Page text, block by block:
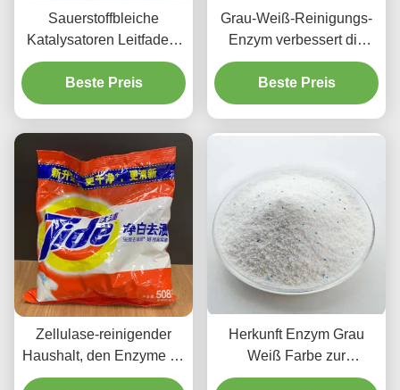
Sauerstoffbleiche
Katalysatoren Leitfaden:
"Low-Temp King"?
Beste Preis
Grau-Weiß-Reinigungs-
Enzym verbessert die
Effizienz der Wäsche
Beste Preis
Zellulase-reinigender
Haushalt, den Enzyme für
Seife pulverisieren,
Herkunft Enzym Grau
Weiß Farbe zur
wirksamen